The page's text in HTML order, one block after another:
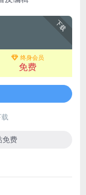
下载
终身会员
免费
免费